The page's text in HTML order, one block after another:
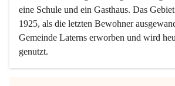
eine Schule und ein Gasthaus. Das
1925, als die letzten Bewohner
Gemeinde Laterns erworben und wird
genutzt.